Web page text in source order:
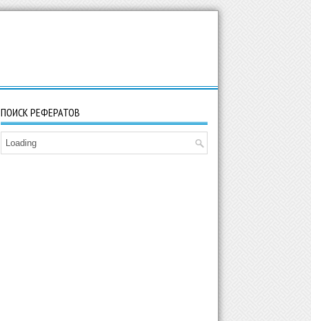
ПОИСК РЕФЕРАТОВ
Loading